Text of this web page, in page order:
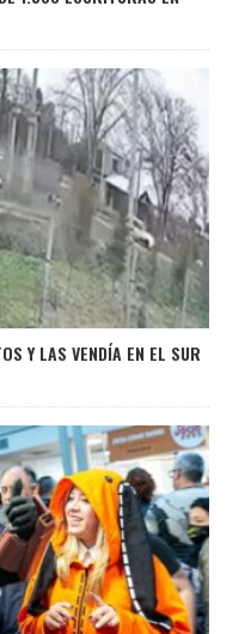
Y LAS VENDÍA EN EL SUR